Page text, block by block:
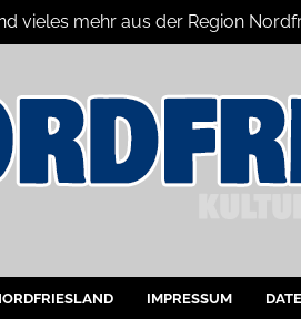
vieles mehr aus der Region
für
IMPRESSUM